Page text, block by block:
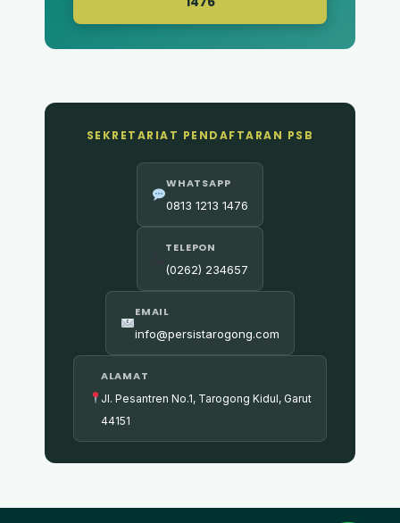
SEKRETARIAT PENDAFTARAN PSB
WHATSAPP
0813 1213 1476
TELEPON
(0262) 234657
EMAIL
info@persistarogong.com
ALAMAT
Jl. Pesantren No.1, Tarogong Kidul, Garut
44151